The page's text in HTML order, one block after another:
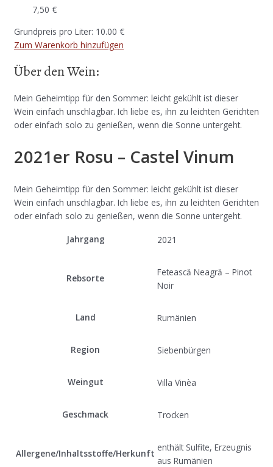
7,50 €
Grundpreis pro Liter: 10.00 €
Zum Warenkorb hinzufügen
Über den Wein:
Mein Geheimtipp für den Sommer: leicht gekühlt ist dieser
Wein einfach unschlagbar. Ich liebe es, ihn zu leichten Gerichten
oder einfach solo zu genießen, wenn die Sonne untergeht.
2021er Rosu – Castel Vinum
Mein Geheimtipp für den Sommer: leicht gekühlt ist dieser
Wein einfach unschlagbar. Ich liebe es, ihn zu leichten Gerichten
oder einfach solo zu genießen, wenn die Sonne untergeht.
Jahrgang
2021
Rebsorte
Fetească Neagră – Pinot
Noir
Land Rumänien
Region Siebenbürgen
Weingut Villa Vinèa
Geschmack Trocken
Allergene/Inhaltsstoffe/Herkunft
enthält Sulfite, Erzeugnis
aus Rumänien